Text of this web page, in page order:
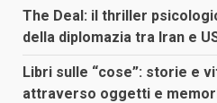
The Deal: il thriller
della diplomazia tra Iran e
Libri sulle “cose”: storie e
attraverso oggetti e